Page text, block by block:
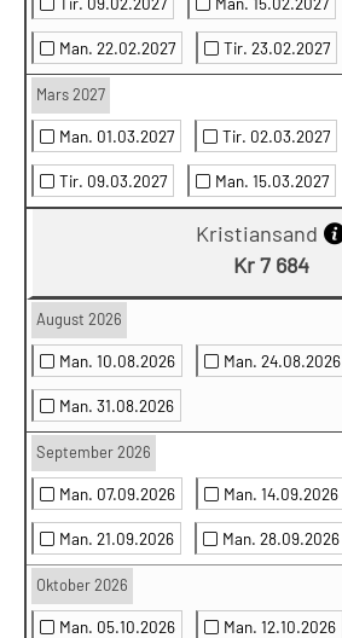
Man. 22.02.2027 Tir. 23.02.2027
Mars 2027
Man. 01.03.2027 Tir. 02.03.2027
Tir. 09.03.2027 Man. 15.03.2027
Kristiansand
Kr 7 684
August 2026
Man. 10.08.2026 Man. 24.08.2026
Man. 31.08.2026
September 2026
Man. 07.09.2026 Man. 14.09.2026
Man. 21.09.2026 Man. 28.09.2026
Oktober 2026
Man. 05.10.2026 Man. 12.10.2026